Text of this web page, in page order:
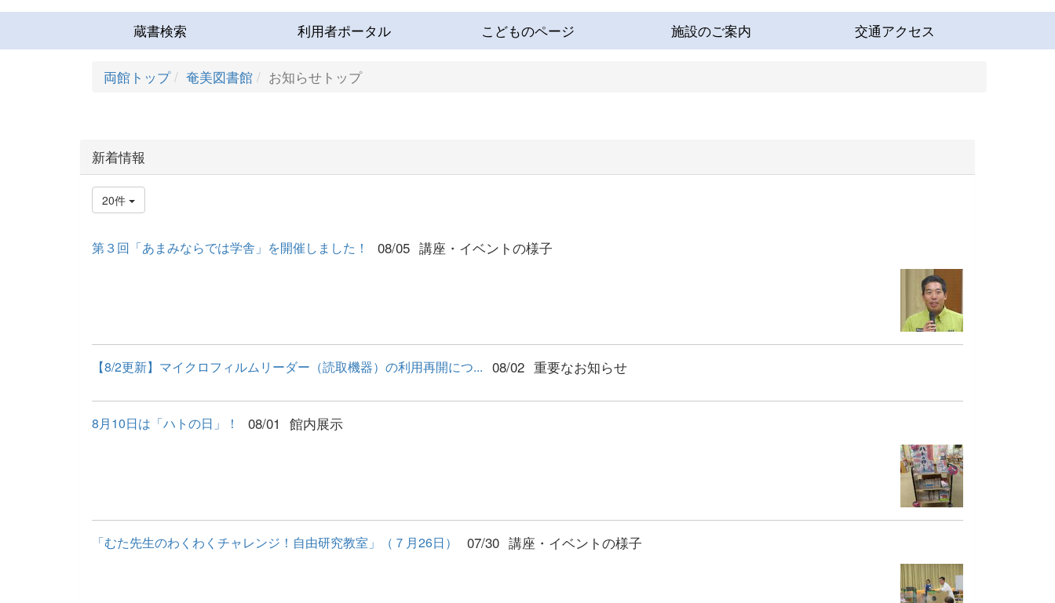
蔵書検索 利用者ポータル こどものページ 施設のご案内 交通アクセス
両館トップ 奄美図書館 お知らせトップ
新着情報
20件
第３回「あまみならでは学舎」を開催しました！ 08/05 講座・イベントの様子
【8/2更新】マイクロフィルムリーダー（読取機器）の利用再開につ... 08/02 重要なお知らせ
8月10日は「ハトの日」！ 08/01 館内展示
「むた先生のわくわくチャレンジ！自由研究教室」（７月26日） 07/30 講座・イベントの様子